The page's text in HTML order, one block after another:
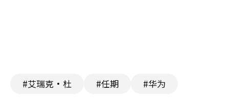
#艾瑞克·杜 #任期 #华为